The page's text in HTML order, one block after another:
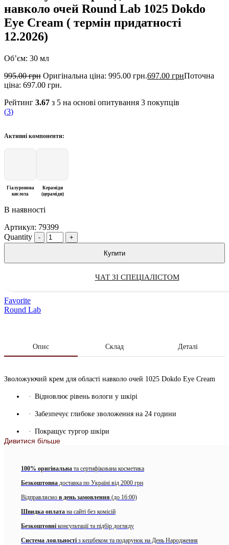
навколо очей Round Lab 1025 Dokdo
Eye Cream ( термін придатності
12.2026)
Об’єм: 30 мл
995.00грн Оригінальна ціна: 995.00 грн.697.00 грнПоточна
ціна: 697.00 грн.
Рейтинг 3.67 з 5 на основі опитування 3 покупців
(3)
Активні компоненти:
Гіалуронова
кислота
Кераміди
(цераміди)
В наявності
Артикул: 79399
Quantity
Купити
ЧАТ ЗІ СПЕЦІАЛІСТОМ
Favorite
Round Lab
Опис Склад Деталі
Зволожуючий крем для області навколо очей 1025 Dokdo Eye Cream
Відновлює рівень вологи у шкірі
Забезпечує глибоке зволоження на 24 години
Покращує тургор шкіри
Освітлює зону під очима
Зміцнює бар’єрні функції шкіри
Підвищує пружність та еластичність шкіри.
Бореться з ознаками старіння шкіри
Дивитися більше
100% оригінальна та сертифікована косметика
Безкоштовна доставка по Україні від 2000 грн
Відправляємо в день замовлення (до 16:00)
Швидка оплата на сайті без комісій
Безкоштовні консультації та підбір догляду
Система лояльності з кешбеком та подарунок на День Народження